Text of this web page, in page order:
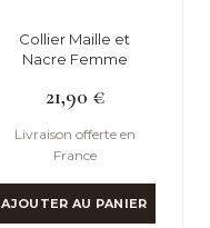
Collier Maille et
Nacre Femme
21,90 €
Livraison offerte en
France
AJOUTER AU PANIER